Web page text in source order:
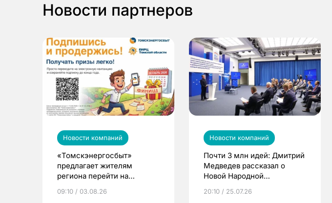
Новости партнеров
Новости компаний
«Томскэнергосбыт»
предлагает жителям
региона перейти на
выиграть призы
09:10 / 03.08.26
Новости компаний
Почти 3 млн идей: Дмитрий
Медведев рассказал о
Новой Народной
20:10 / 25.07.26